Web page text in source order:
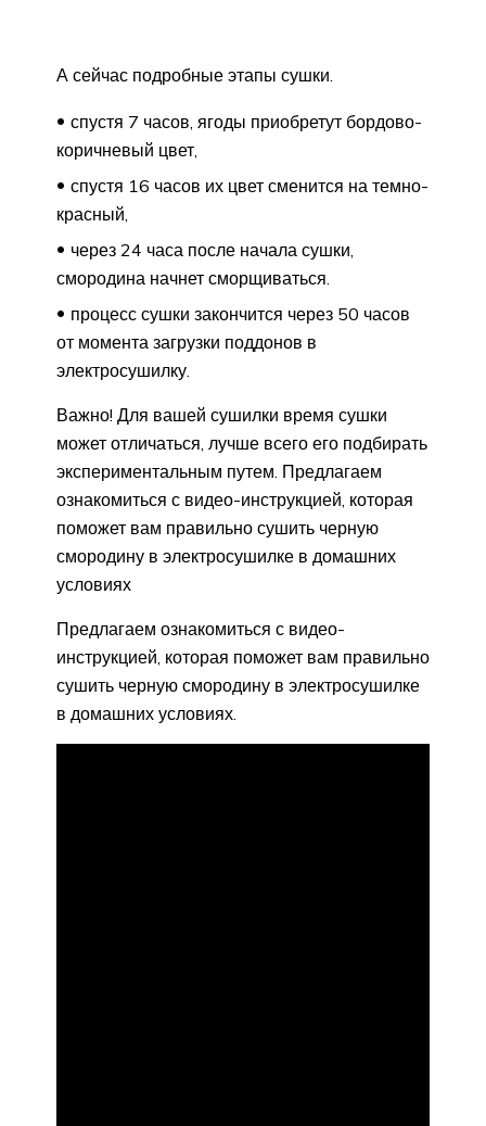
А сейчас подробные этапы сушки.
спустя 7 часов, ягоды приобретут бордово-
коричневый цвет,
спустя 16 часов их цвет сменится на темно-
красный,
через 24 часа после начала сушки,
смородина начнет сморщиваться.
процесс сушки закончится через 50 часов
от момента загрузки поддонов в
электросушилку.
Важно! Для вашей сушилки время сушки
может отличаться, лучше всего его подбирать
экспериментальным путем. Предлагаем
ознакомиться с видео-инструкцией, которая
поможет вам правильно сушить черную
смородину в электросушилке в домашних
условиях
Предлагаем ознакомиться с видео-
инструкцией, которая поможет вам правильно
сушить черную смородину в электросушилке
в домашних условиях.